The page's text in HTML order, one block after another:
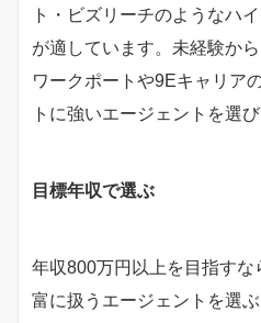
ト・ビズリーチのようなハ
が適しています。未経験か
ワークポートや9Eキャリア
トに強いエージェントを選び
目標年収で選ぶ
年収800万円以上を目指す
富に扱うエージェントを選